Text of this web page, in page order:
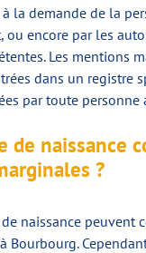
la demande de la
ou encore par les
Les mentions
dans un registre
par toute personne
de naissance
?
naissance peuvent
Bourbourg.